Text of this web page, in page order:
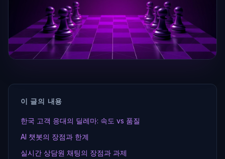
이 글의 내용
한국 고객 응대의 딜레마: 속도 vs 품질
AI 챗봇의 장점과 한계
실시간 상담원 채팅의 장점과 과제